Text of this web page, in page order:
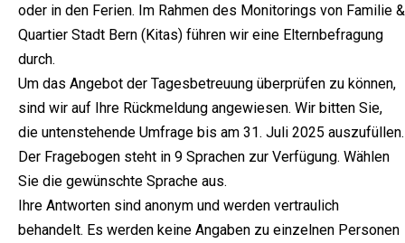
oder in den Ferien. Im Rahmen des Monitorings von Familie &
Quartier Stadt Bern (Kitas) führen wir eine Elternbefragung
durch.
Um das Angebot der Tagesbetreuung überprüfen zu können,
sind wir auf Ihre Rückmeldung angewiesen. Wir bitten Sie,
die untenstehende Umfrage bis am 31. Juli 2025 auszufüllen.
Der Fragebogen steht in 9 Sprachen zur Verfügung. Wählen
Sie die gewünschte Sprache aus.
Ihre Antworten sind anonym und werden vertraulich
behandelt. Es werden keine Angaben zu einzelnen Personen